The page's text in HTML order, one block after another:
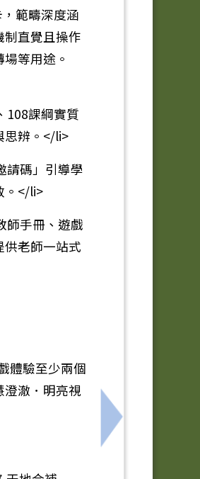
獲佳績
範疇深度涵
直覺且操作
等用途。
108課綱實質
思辨。</li>
請碼」引導學
。</li>
師手冊、遊戲
老師一站式
體驗至少兩個
澈．明亮視
下一筆：臺南